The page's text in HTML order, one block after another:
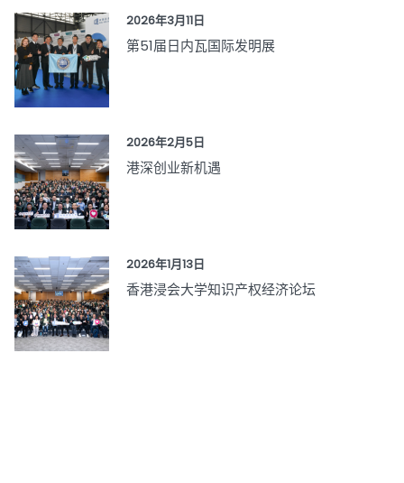
2026年3月11日
第51届日内瓦国际发明展
2026年2月5日
港深创业新机遇
2026年1月13日
香港浸会大学知识产权经济论坛